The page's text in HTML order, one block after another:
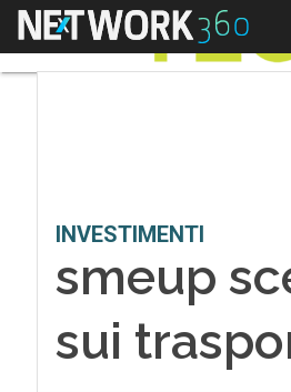
Menu
INVESTIMENTI
smeup
sui